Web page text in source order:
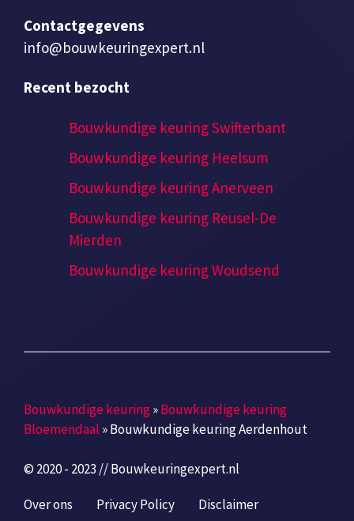
Contactgegevens
info@bouwkeuringexpert.nl
Recent bezocht
Bouwkundige keuring Swifterbant
Bouwkundige keuring Heelsum
Bouwkundige keuring Anerveen
Bouwkundige keuring Reusel-De
Mierden
Bouwkundige keuring Woudsend
Bouwkundige keuring»Bouwkundige keuring
Bloemendaal »Bouwkundige keuring Aerdenhout
© 2020 - 2023 // Bouwkeuringexpert.nl
Over ons Privacy Policy Disclaimer